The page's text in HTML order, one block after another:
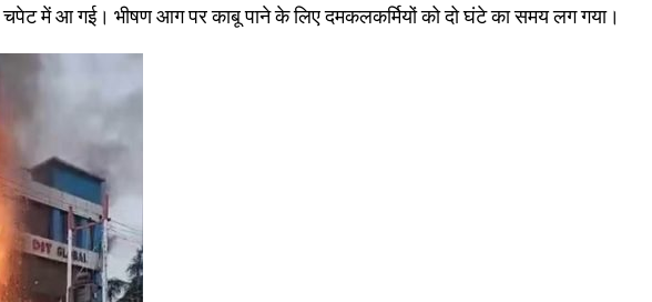
में आ गई। भीषण आग पर काबू पाने के लिए दमकलकर्मियों को दो घंटे का समय लग गया।